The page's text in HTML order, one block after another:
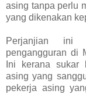
asing tanpa perlu
yang dikenakan
Perjanjian ini
pengangguran di
Ini kerana sukar
asing yang
pekerja asing